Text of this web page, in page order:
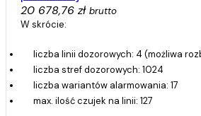
20 678,76 zł brutto
W skrócie:
liczba linii dozorowych: 4 (możliwa
liczba stref dozorowych: 1024
liczba wariantów alarmowania: 17
max. ilość czujek na linii: 127